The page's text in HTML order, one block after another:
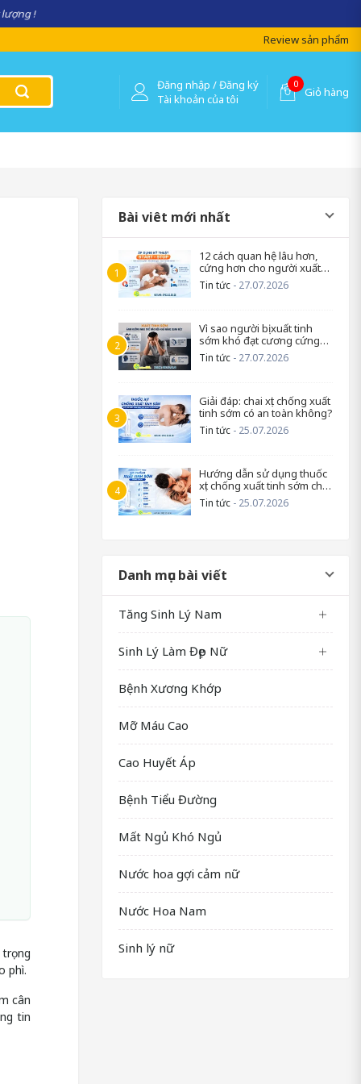
lượng !
Review sản phẩm
Đăng nhập / Đăng ký
Tài khoản của tôi
0
Giỏ hàng
phì.
cân
tin
Bài viêt mới nhất
12 cách quan hệ lâu hơn,
cứng hơn cho người xuất
tinh sớm
Tin tức - 27.07.2026
Vì sao người bị xuất tinh
sớm khó đạt cương cứng
trở lại?
Tin tức - 27.07.2026
Giải đáp: chai xịt chống xuất
tinh sớm có an toàn không?
Tin tức - 25.07.2026
Hướng dẫn sử dụng thuốc
xịt chống xuất tinh sớm cho
nam
Tin tức - 25.07.2026
Danh mục bài viết
Tăng Sinh Lý Nam
Sinh Lý Làm Đẹp Nữ
Bệnh Xương Khớp
Mỡ Máu Cao
Cao Huyết Áp
Bệnh Tiểu Đường
Mất Ngủ Khó Ngủ
Nước hoa gợi cảm nữ
Nước Hoa Nam
Sinh lý nữ